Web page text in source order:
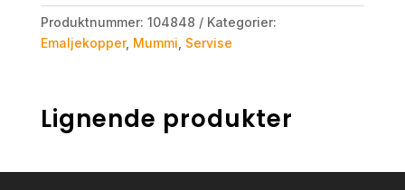
Produktnummer: 104848
Kategorier:
Emaljekopper, Mummi Servise
Lignende produkter